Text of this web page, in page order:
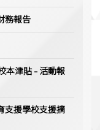
務報告
本津貼 - 活動報
支援學校支援摘